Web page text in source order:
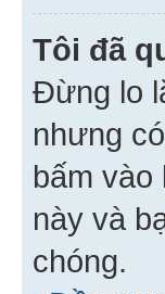
Tôi đã
Đừng lo
nhưng
bấm vào
này và
chóng.